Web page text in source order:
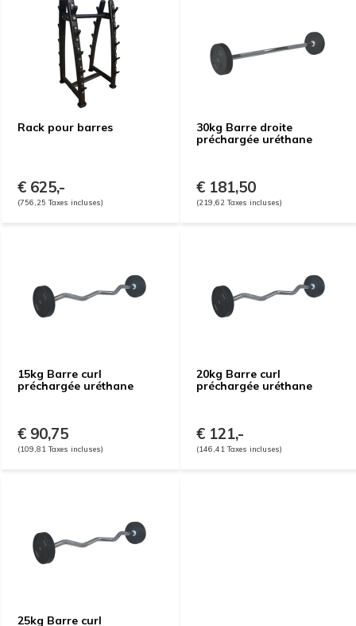
Rack pour barres
€ 625,-
(756,25 Taxes incluses)
30kg Barre droite
préchargée uréthane
€ 181,50
(219,62 Taxes incluses)
15kg Barre curl
préchargée uréthane
€ 90,75
(109,81 Taxes incluses)
20kg Barre curl
préchargée uréthane
€ 121,-
(146,41 Taxes incluses)
25kg Barre curl